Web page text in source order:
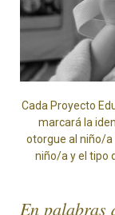
Cada Proyecto
marcará la
otorgue al niño/a
niño/a y el tipo
En palabras